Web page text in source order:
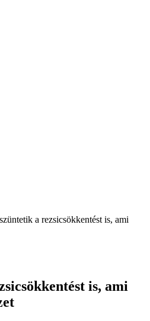
a rezsicsökkentést is, ami
is, ami